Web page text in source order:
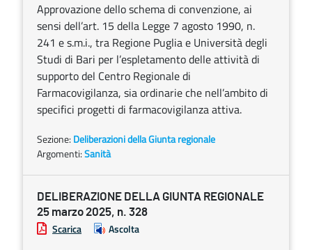
Approvazione dello schema di convenzione, ai
sensi dell’art. 15 della Legge 7 agosto 1990, n.
241 e s.m.i., tra Regione Puglia e Università degli
Studi di Bari per l’espletamento delle attività di
supporto del Centro Regionale di
Farmacovigilanza, sia ordinarie che nell’ambito di
specifici progetti di farmacovigilanza attiva.
Sezione: Deliberazioni della Giunta regionale
Argomenti:Sanità
DELIBERAZIONE DELLA GIUNTA REGIONALE
25 marzo 2025, n. 328
Scarica Ascolta